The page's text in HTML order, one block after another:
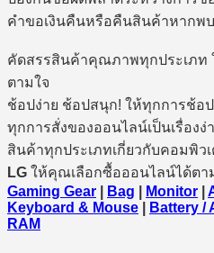
คำขอเงินคืนหรือคืนสินค้าหากพ
คัดสรรสินค้าคุณภาพทุกประเภ
ตามใจ
ช้อปง่าย ช้อปสนุก! ให้ทุกการช้อ
ทุกการสั่งของออนไลน์เป็นเรื่องง่
สินค้าทุกประเภทเกี่ยวกับคอมพิวเ
LG ให้คุณเลือกซื้อออนไลน์ได้ตา
Gaming Gear
Bag Monitor
Keyboard & Mouse
Battery /
RAM